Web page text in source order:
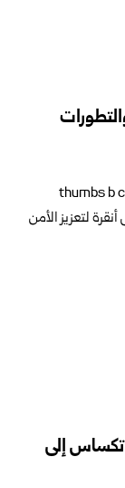
تكساس إلى